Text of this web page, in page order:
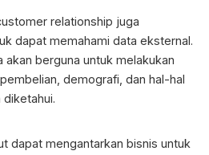
relationship juga
dapat memahami data eksternal.
akan berguna untuk melakukan
demografi, dan hal-hal
diketahui.
dapat mengantarkan bisnis untuk